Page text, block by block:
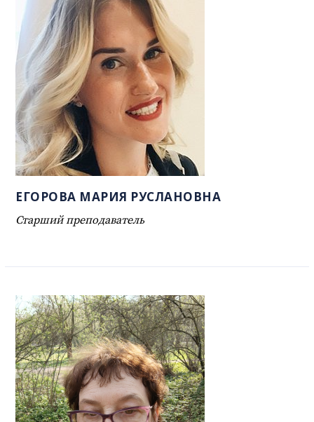
ЕГОРОВА МАРИЯ РУСЛАНОВНА
Старший преподаватель